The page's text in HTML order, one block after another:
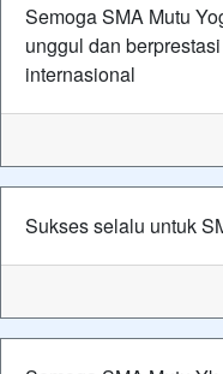
Semoga SMA Mutu
unggul dan
internasional
Sukses selalu untuk